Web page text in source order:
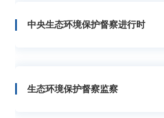
中央生态环境保护督察进行时
生态环境保护督察监察